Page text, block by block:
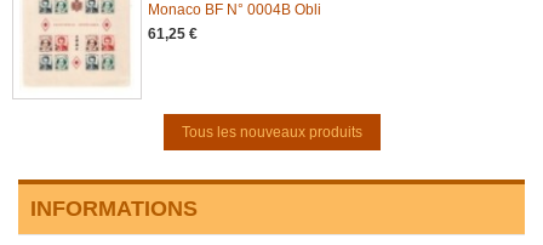
Monaco BF N° 0004B Obli
61,25 €
Tous les nouveaux produits
INFORMATIONS